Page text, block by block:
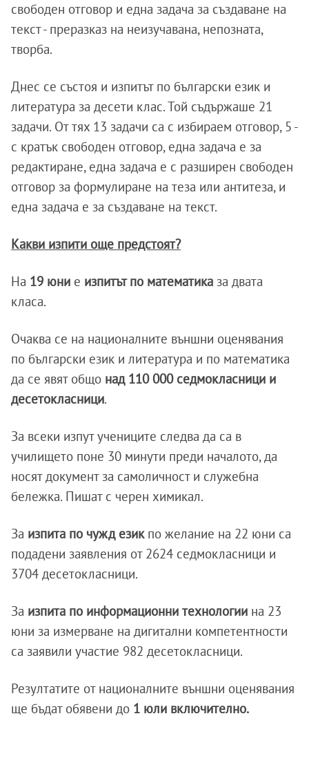
свободен отговор и една задача за създаване на
текст - преразказ на неизучавана, непозната,
творба.
Днес се състоя и изпитът по български език и
литература за десети клас. Той съдържаше 21
задачи. От тях 13 задачи са с избираем отговор, 5 -
с кратък свободен отговор, една задача е за
редактиране, една задача е с разширен свободен
отговор за формулиране на теза или антитеза, и
една задача е за създаване на текст.
Какви изпити още предстоят?
На 19 юни е изпитът по математика за двата
класа.
Очаква се на националните външни оценявания
по български език и литература и по математика
да се явят общо над 110 000 седмокласници и
десетокласници.
За всеки изпут учениците следва да са в
училището поне 30 минути преди началото, да
носят документ за самоличност и служебна
бележка. Пишат с черен химикал.
За изпита по чужд езикпо желание на 22 юни са
подадени заявления от 2624 седмокласници и
3704 десетокласници.
За изпита по информационни технологии на 23
юни за измерване на дигитални компетентности
са заявили участие 982 десетокласници.
Резултатите от националните външни оценявания
ще бъдат обявени до 1 юли включително.